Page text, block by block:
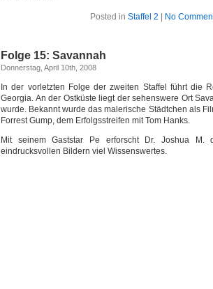
Posted in Staffel 2 No
Folge 15: Savannah
Donnerstag, April 10th, 2008
In der vorletzten Folge der zweiten Staffel führt die
Georgia. An der Ostküste liegt der sehenswere Ort
wurde. Bekannt wurde das malerische Städtchen als
Forrest Gump, dem Erfolgsstreifen mit Tom Hanks.
Mit seinem Gaststar Pe erforscht Dr. Joshua M.
eindrucksvollen Bildern viel Wissenswertes.